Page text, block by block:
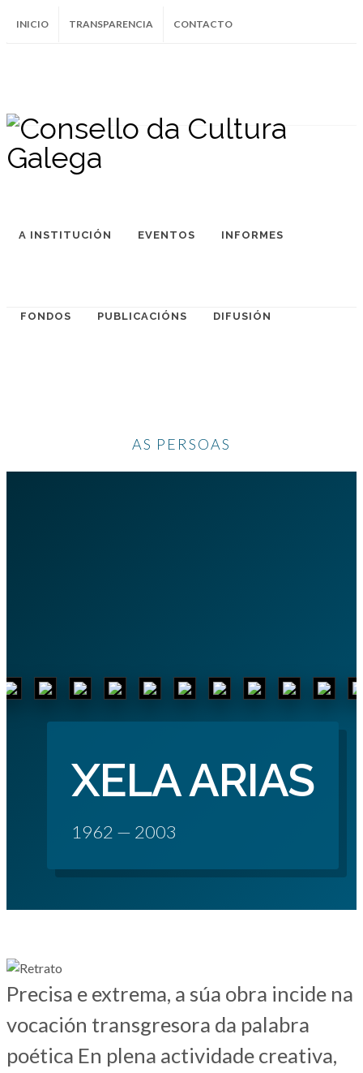
INICIO TRANSPARENCIA CONTACTO
InstagramFacebookTwitter Soundcloud
Youtube
A INSTITUCIÓN EVENTOS INFORMES
FONDOS PUBLICACIÓNS DIFUSIÓN
AS PERSOAS
XELA ARIAS
1962 — 2003
Precisa e extrema, a súa obra incide na
vocación transgresora da palabra
poética En plena actividade creativa,